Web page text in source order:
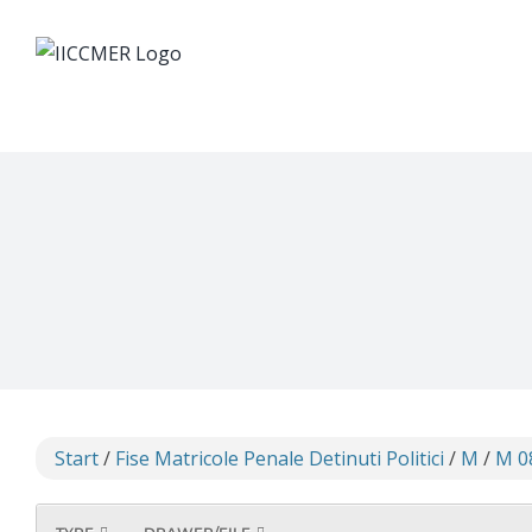
Start/ Fise Matricole Penale Detinuti Politici / M / M